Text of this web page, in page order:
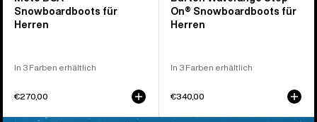
Snowboardboots für
Herren
In 3 Farben erhältlich
€270,00
On® Snowboardboots für
Herren
In 3 Farben erhältlich
€340,00